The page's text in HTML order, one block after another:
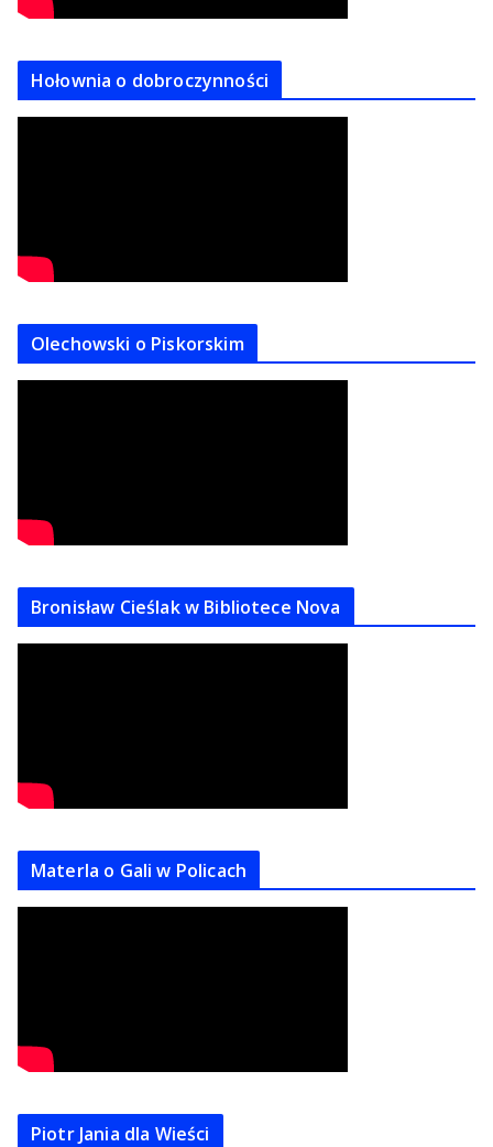
Hołownia o dobroczynności
Olechowski o Piskorskim
Bronisław Cieślak w Bibliotece Nova
Materla o Gali w Policach
Piotr Jania dla Wieści